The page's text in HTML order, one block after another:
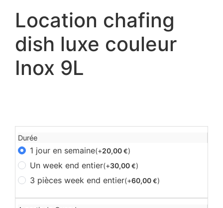
Location chafing
dish luxe couleur
Inox 9L
Durée
1 jour en semaine(+20,00 €)
Un week end entier(+30,00 €)
3 pièces week end entier(+60,00 €)